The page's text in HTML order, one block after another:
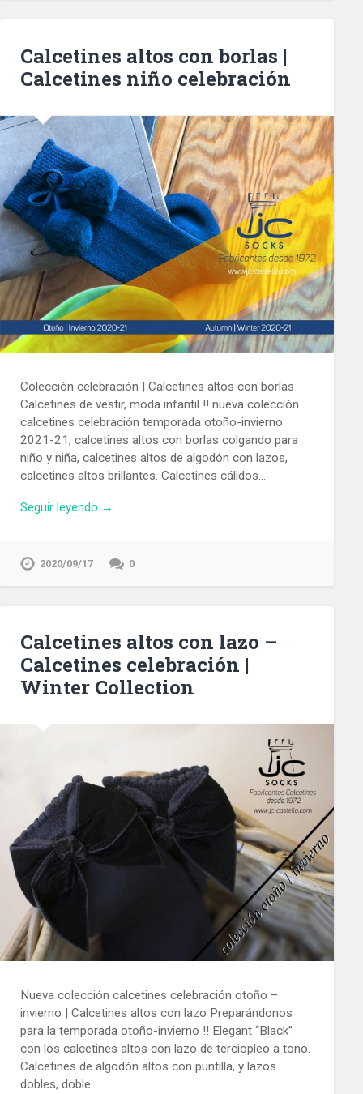
Calcetines altos con borlas |
Calcetines niño celebración
Colección celebración | Calcetines altos con borlas
Calcetines de vestir, moda infantil !! nueva colección
calcetines celebración temporada otoño-invierno
2021-21, calcetines altos con borlas colgando para
niño y niña, calcetines altos de algodón con lazos,
calcetines altos brillantes. Calcetines cálidos…
Seguir leyendo →
2020/09/17 0
Calcetines altos con lazo –
Calcetines celebración |
Winter Collection
Nueva colección calcetines celebración otoño –
invierno | Calcetines altos con lazo Preparándonos
para la temporada otoño-invierno !! Elegant “Black”
con los calcetines altos con lazo de terciopleo a tono.
Calcetines de algodón altos con puntilla, y lazos
dobles, doble…